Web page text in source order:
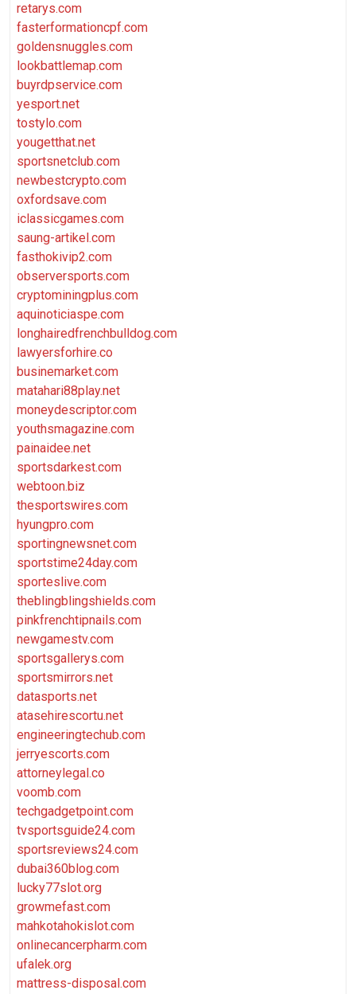
retarys.com
fasterformationcpf.com
goldensnuggles.com
lookbattlemap.com
buyrdpservice.com
yesport.net
tostylo.com
yougetthat.net
sportsnetclub.com
newbestcrypto.com
oxfordsave.com
iclassicgames.com
saung-artikel.com
fasthokivip2.com
observersports.com
cryptominingplus.com
aquinoticiaspe.com
longhairedfrenchbulldog.com
lawyersforhire.co
businemarket.com
matahari88play.net
moneydescriptor.com
youthsmagazine.com
painaidee.net
sportsdarkest.com
webtoon.biz
thesportswires.com
hyungpro.com
sportingnewsnet.com
sportstime24day.com
sporteslive.com
theblingblingshields.com
pinkfrenchtipnails.com
newgamestv.com
sportsgallerys.com
sportsmirrors.net
datasports.net
atasehirescortu.net
engineeringtechub.com
jerryescorts.com
attorneylegal.co
voomb.com
techgadgetpoint.com
tvsportsguide24.com
sportsreviews24.com
dubai360blog.com
lucky77slot.org
growmefast.com
mahkotahokislot.com
onlinecancerpharm.com
ufalek.org
mattress-disposal.com